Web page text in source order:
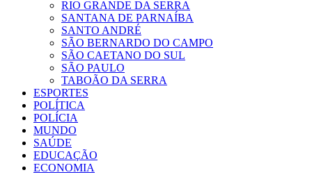
RIO GRANDE DA SERRA
SANTANA DE PARNAÍBA
SANTO ANDRÉ
SÃO BERNARDO DO CAMPO
SÃO CAETANO DO SUL
SÃO PAULO
TABOÃO DA SERRA
ESPORTES
POLÍTICA
POLÍCIA
MUNDO
SAÚDE
EDUCAÇÃO
ECONOMIA